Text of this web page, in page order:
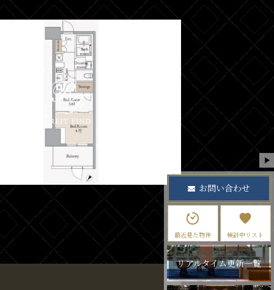
お問い合わせ
最近見た物件 検討中リスト
リアルタイム更新一覧